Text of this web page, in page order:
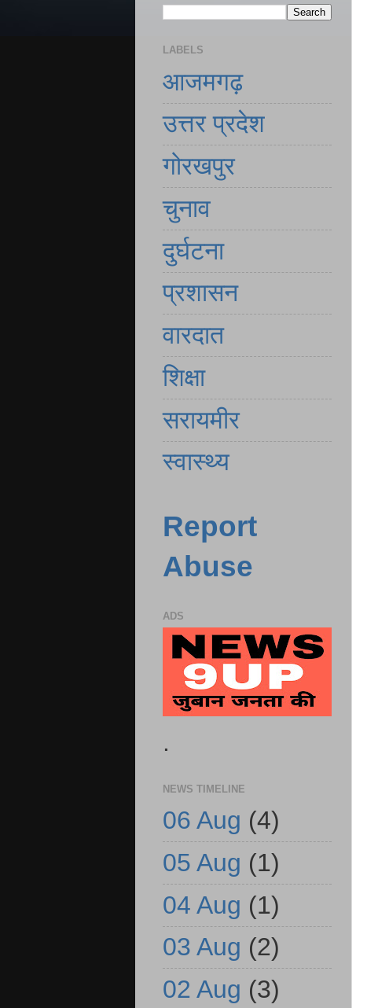
LABELS
आजमगढ़
उत्तर प्रदेश
गोरखपुर
चुनाव
दुर्घटना
प्रशासन
वारदात
शिक्षा
सरायमीर
स्वास्थ्य
Report
Abuse
ADS
.
NEWS TIMELINE
06 Aug (4)
05 Aug (1)
04 Aug (1)
03 Aug (2)
02 Aug (3)